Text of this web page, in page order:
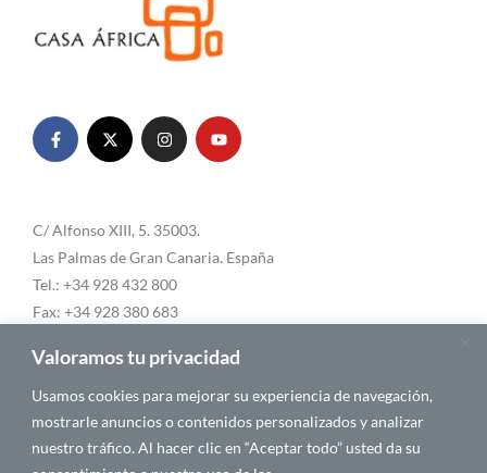
Valoramos tu privacidad
Usamos cookies para mejorar su experiencia de navegación,
mostrarle anuncios o contenidos personalizados y analizar
nuestro tráfico. Al hacer clic en “Aceptar todo” usted da su
C/ Alfonso XIII, 5. 35003.
Las Palmas de Gran Canaria. España
Tel.: +34 928 432 800
Fax: +34 928 380 683
Blog